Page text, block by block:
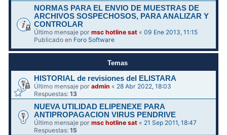
NORMAS PARA EL ENVIO DE MUESTRAS DE
ARCHIVOS SOSPECHOSOS, PARA ANALIZAR Y
CONTROLAR
Último mensaje pormsc hotline sat «09 Ene 2013, 11:15
Publicado en Foro Software
Temas
HISTORIAL de revisiones del ELISTARA
Último mensaje poradmin « 28 Abr 2022, 18:03
Respuestas:13
NUEVA UTILIDAD ELIPENEXE PARA
ANTIPROPAGACION VIRUS PENDRIVE
Último mensaje pormsc hotline sat « 21 Sep 2011, 18:47
Respuestas:15